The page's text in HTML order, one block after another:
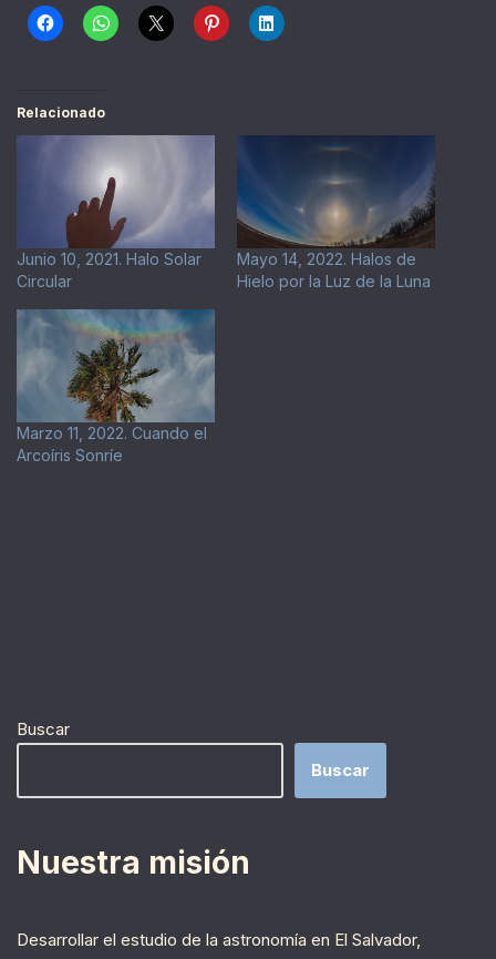
Relacionado
Junio 10, 2021. Halo Solar
Circular
Mayo 14, 2022. Halos de
Hielo por la Luz de la Luna
Marzo 11, 2022. Cuando el
Arcoíris Sonríe
Buscar
Buscar
Nuestra misión
Desarrollar el estudio de la astronomía en El Salvador,